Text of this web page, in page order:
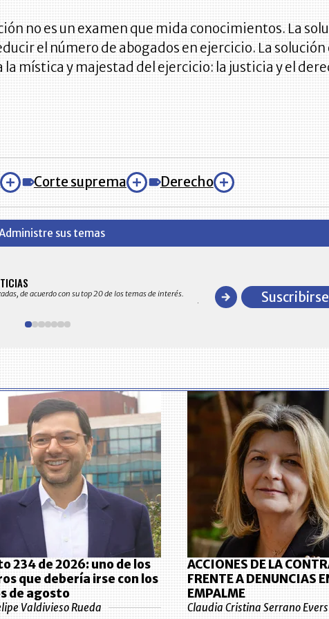
no es un examen que mida conocimientos. La
el número de abogados en ejercicio. La solución
la mística y majestad del ejercicio: la justicia y el
Corte suprema Derecho
sus temas
de acuerdo con su top 20 de los temas de interés.
Recopilación clasificada por sectores
y detallado de las 10.000 primeras
Suscribirse
234 de 2026: uno de los
que debería irse con los
de agosto
Valdivieso Rueda
ACCIONES DE LA
FRENTE A DENUNCIAS
EMPALME
Claudia Cristina Serrano Evers